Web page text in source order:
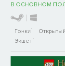
В ОСНОВНОМ
Гонки
Экшен